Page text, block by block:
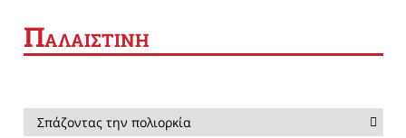
ΠΑΛΑΙΣΤΙΝΗ
Σπάζοντας την πολιορκία